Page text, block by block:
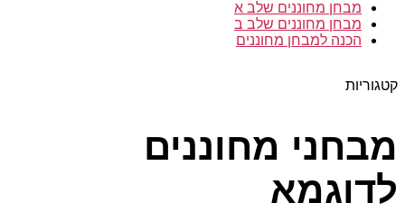
מבחן מחוננים שלב א
מבחן מחוננים שלב ב
הכנה למבחן מחוננים
קטגוריות
מבחני מחוננים
לדוגמא